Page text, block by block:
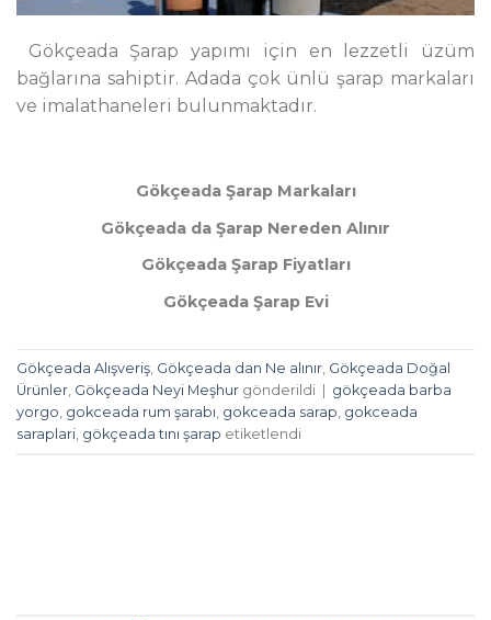
Gökçeada Şarap yapımı için en lezzetli üzüm
bağlarına sahiptir. Adada çok ünlü şarap markaları
ve imalathaneleri bulunmaktadır.
Gökçeada Şarap Markaları
Gökçeada da Şarap Nereden Alınır
Gökçeada Şarap Fiyatları
Gökçeada Şarap Evi
Gökçeada Alışveriş Gökçeada dan Ne alınır Gökçeada Doğal
Ürünler Gökçeada Neyi Meşhur gönderildi | gökçeada barba
yorgo gokceada rum şarabı gokceada sarap gokceada
saraplari gökçeada tını şarap etiketlendi